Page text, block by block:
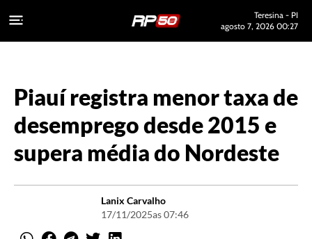
Teresina - PI
agosto 7, 2026 00:27
Piauí registra menor taxa de
desemprego desde 2015 e
supera média do Nordeste
Lanix Carvalho
17/11/2025as 07:46